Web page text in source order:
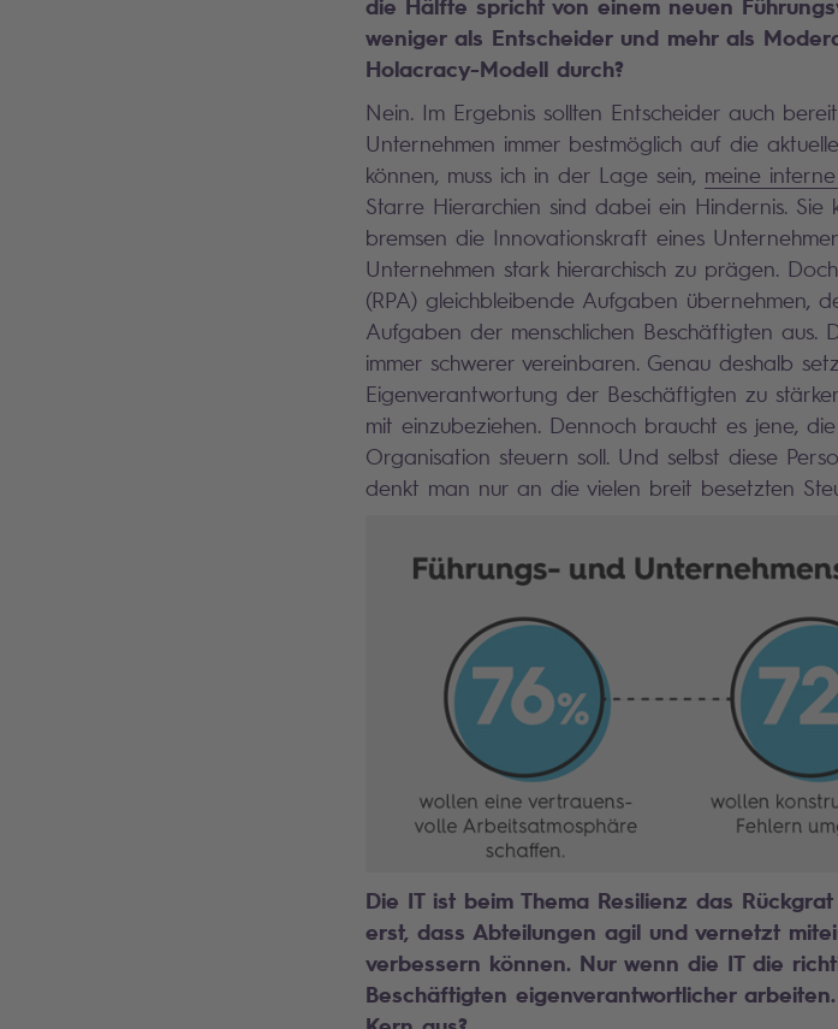
die Hälfte spricht von einem neuen
weniger als Entscheider und mehr als
Holacracy-Modell durch?
Nein. Im Ergebnis sollten Entscheider auch
Unternehmen immer bestmöglich auf die
können, muss ich in der Lage sein, meine
Starre Hierarchien sind dabei ein Hindernis.
bremsen die Innovationskraft eines
Unternehmen stark hierarchisch zu prägen.
(RPA) gleichbleibende Aufgaben übernehmen,
Aufgaben der menschlichen Beschäftigten aus.
immer schwerer vereinbaren. Genau deshalb
Eigenverantwortung der Beschäftigten zu
mit einzubeziehen. Dennoch braucht es jene,
Organisation steuern soll. Und selbst diese
denkt man nur an die vielen breit besetzten
Die IT ist beim Thema Resilienz das
erst, dass Abteilungen agil und vernetzt
verbessern können. Nur wenn die IT die
Beschäftigten eigenverantwortlicher